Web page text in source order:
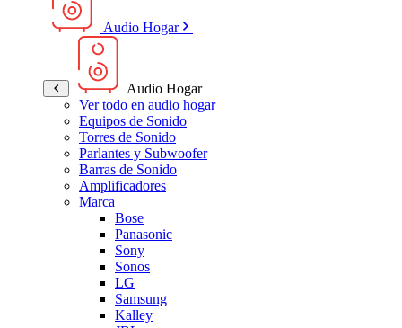
Audio Hogar
Audio Hogar
Ver todo en audio hogar
Equipos de Sonido
Torres de Sonido
Parlantes y Subwoofer
Barras de Sonido
Amplificadores
Marca
Bose
Panasonic
Sony
Sonos
LG
Samsung
Kalley